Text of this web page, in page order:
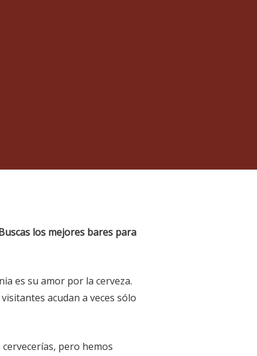
los mejores bares para
es su amor por la cerveza.
acudan a veces sólo
pero hemos